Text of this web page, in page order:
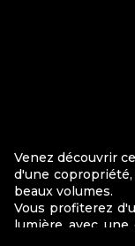
Venez découvrir
d'une
beaux volumes.
Vous profiterez
lumière avec